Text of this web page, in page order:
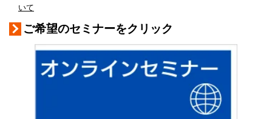
いて
ご希望のセミナーをクリック